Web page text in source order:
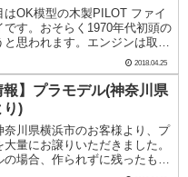
はOK模型の木製PILOT ファイ
です。おそらく1970年代初頭の
と思われます。エンジンは取り
ます。主翼は紙張りした後に塗
ます。図面や部品表、組み立て
きちんと保管されていて、この
2018.04.25
報】プラモデル(神奈川県
り)
奈川県横浜市のお客様より、プ
大量にお譲りいただきました。
の場合、作られずに残ったもの
て買取に出されるわけですか